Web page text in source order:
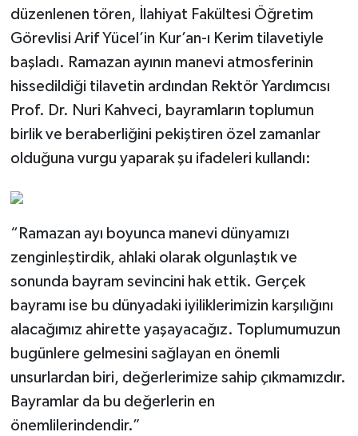
düzenlenen tören, İlahiyat Fakültesi Öğretim
Görevlisi Arif Yücel’in Kur’an-ı Kerim tilavetiyle
başladı. Ramazan ayının manevi atmosferinin
hissedildiği tilavetin ardından Rektör Yardımcısı
Prof. Dr. Nuri Kahveci, bayramların toplumun
birlik ve beraberliğini pekiştiren özel zamanlar
olduğuna vurgu yaparak şu ifadeleri kullandı:
“Ramazan ayı boyunca manevi dünyamızı
zenginleştirdik, ahlaki olarak olgunlaştık ve
sonunda bayram sevincini hak ettik. Gerçek
bayramı ise bu dünyadaki iyiliklerimizin karşılığını
alacağımız ahirette yaşayacağız. Toplumumuzun
bugünlere gelmesini sağlayan en önemli
unsurlardan biri, değerlerimize sahip çıkmamızdır.
Bayramlar da bu değerlerin en
önemlilerindendir.”